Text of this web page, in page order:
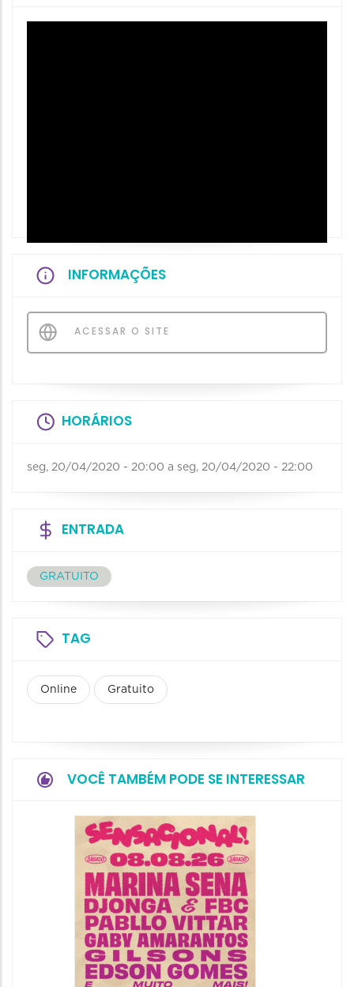
INFORMAÇÕES
ACESSAR O SITE
HORÁRIOS
seg, 20/04/2020 - 20:00 a seg, 20/04/2020 - 22:00
ENTRADA
GRATUITO
TAG
Online Gratuito
VOCÊ TAMBÉM PODE SE INTERESSAR